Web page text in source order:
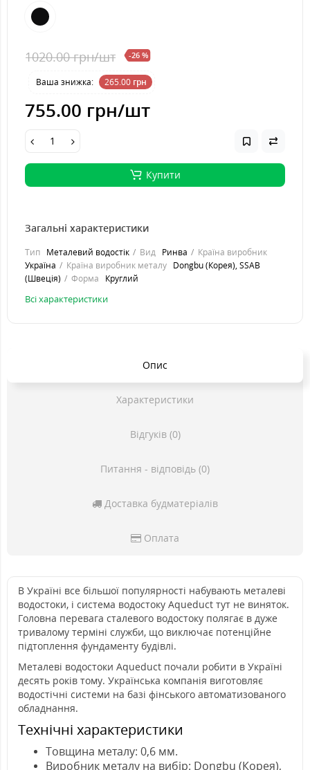
1020.00 грн/шт -26 %
Ваша знижка: 265.00 грн
755.00 грн/шт
Купити
Загальні характеристики
Тип Металевий водостік Вид Ринва
Країна виробник
Україна
Країна виробник металу Dongbu (Корея), SSAB
(Швеція)
Форма Круглий
Всі характеристики
Опис
Характеристики
Відгуків (0)
Питання - відповідь (0)
Доставка будматеріалів
Оплата
В Україні все більшої популярності набувають металеві
водостоки, і система водостоку Aqueduct тут не виняток.
Головна перевага сталевого водостоку полягає в дуже
тривалому терміні служби, що виключає потенційне
підтоплення фундаменту будівлі.
Металеві водостоки Aqueduct почали робити в Україні
десять років тому. Українська компанія виготовляє
водостічні системи на базі фінського автоматизованого
обладнання.
Технічні характеристики
Товщина металу: 0,6 мм.
Виробник металу на вибір: Dongbu (Корея),